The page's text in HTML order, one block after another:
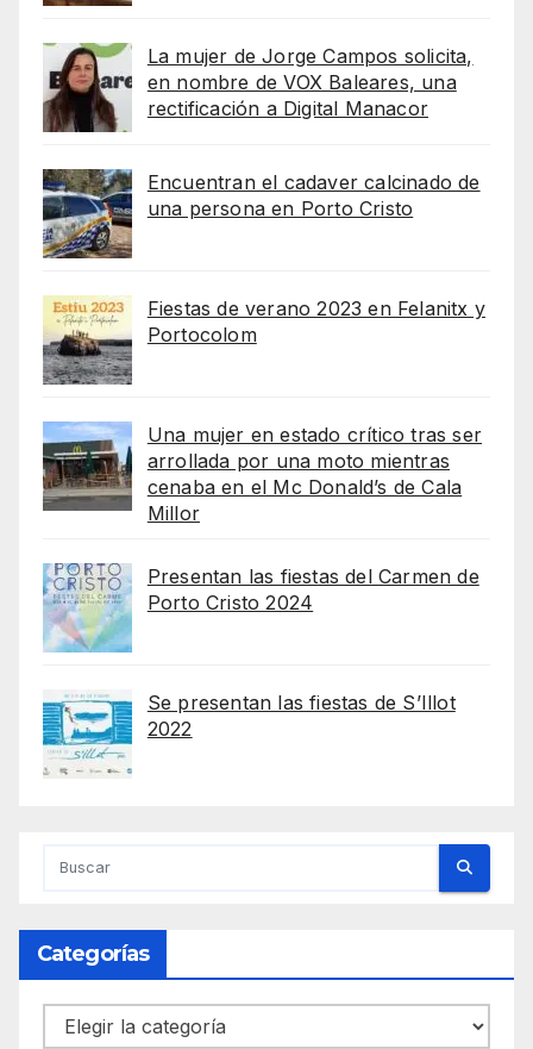
La mujer de Jorge Campos solicita,
en nombre de VOX Baleares, una
rectificación a Digital Manacor
Encuentran el cadaver calcinado de
una persona en Porto Cristo
Fiestas de verano 2023 en Felanitx y
Portocolom
Una mujer en estado crítico tras ser
arrollada por una moto mientras
cenaba en el Mc Donald’s de Cala
Millor
Presentan las fiestas del Carmen de
Porto Cristo 2024
Se presentan las fiestas de S’Illot
2022
Categorías
Categorías